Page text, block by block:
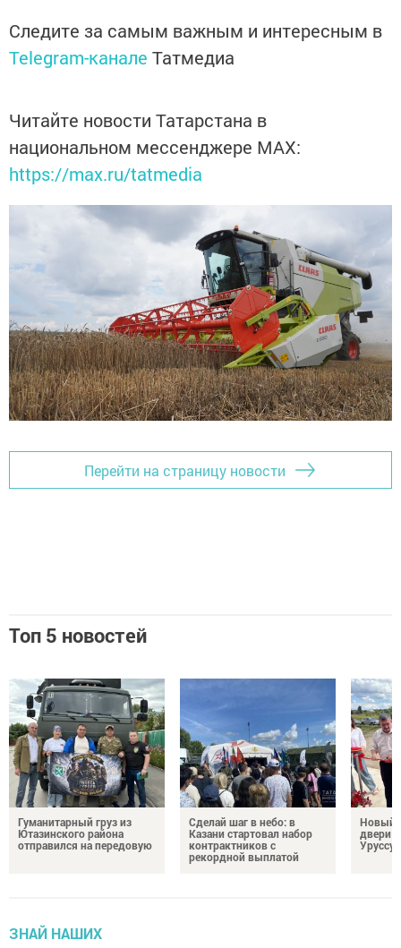
Следите за самым важным и интересным в
Telegram-канале Татмедиа
Читайте новости Татарстана в
национальном мессенджере MАХ:
https://max.ru/tatmedia
Перейти на страницу новости
Топ 5 новостей
Гуманитарный груз из
Ютазинского района
отправился на передовую
Сделай шаг в небо: в
Казани стартовал набор
контрактников с
рекордной выплатой
Новый
двери
Уруссу
ЗНАЙ НАШИХ